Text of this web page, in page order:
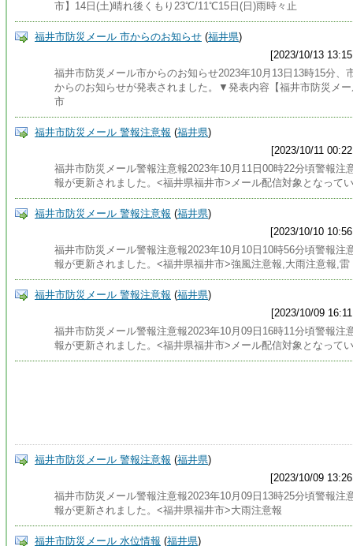
市】14日(土)晴れ後くもり23℃/11℃15日(日)雨時々止
福井市防災メール 市からのお知らせ (福井県)
[2023/10/13
福井市防災メール市からのお知らせ2023年10月13日13時15分、
からのお知らせが発表されました。▼発表内容【福井市防災メ
市
福井市防災メール 警報注意報 (福井県)
[2023/10/11
福井市防災メール警報注意報2023年10月11日00時22分頃警報注
報が更新されました。<福井県福井市>メール配信対象となって
福井市防災メール 警報注意報 (福井県)
[2023/10/10
福井市防災メール警報注意報2023年10月10日10時56分頃警報注
報が更新されました。<福井県福井市>強風注意報,大雨注意報,雷
福井市防災メール 警報注意報 (福井県)
[2023/10/09
福井市防災メール警報注意報2023年10月09日16時11分頃警報注
報が更新されました。<福井県福井市>メール配信対象となって
福井市防災メール 警報注意報 (福井県)
[2023/10/09
福井市防災メール警報注意報2023年10月09日13時25分頃警報注
報が更新されました。<福井県福井市>大雨注意報
福井市防災メール 水位情報 (福井県)